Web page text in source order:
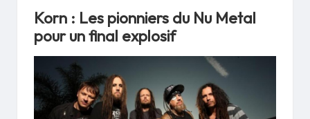
Korn : Les pionniers du Nu Metal
pour un final explosif